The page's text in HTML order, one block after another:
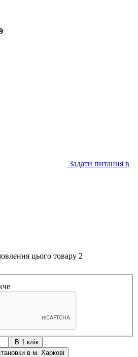
Задати питання в
цього товару 2
В 1 клік
в м. Харкові